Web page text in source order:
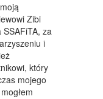
Zibi
SSAFiTA, za
i
który
mojego